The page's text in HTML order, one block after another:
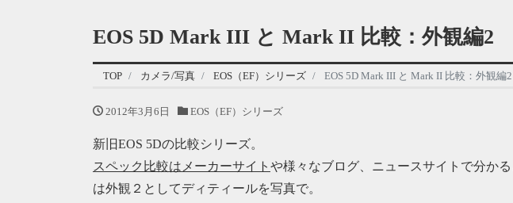
EOS 5D Mark III と Mark II 比較：外観編2
TOP カメラ/写真 EOS（EF）シリーズ EOS 5D Mark III と Mark II 比較：外観編2
2012年3月6日 EOS（EF）シリーズ
新旧EOS 5Dの比較シリーズ。
スペック比較はメーカーサイト や様々なブログ、ニュースサイトで分か
は外観２としてディティールを写真で。